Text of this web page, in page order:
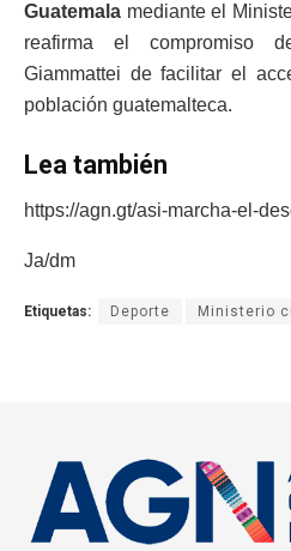
Guatemala mediante el
reafirma el compromiso
Giammattei de facilitar el
población guatemalteca.
Lea también
https://agn.gt/asi-marcha-el-
Ja/dm
Etiquetas: Deporte Ministerio